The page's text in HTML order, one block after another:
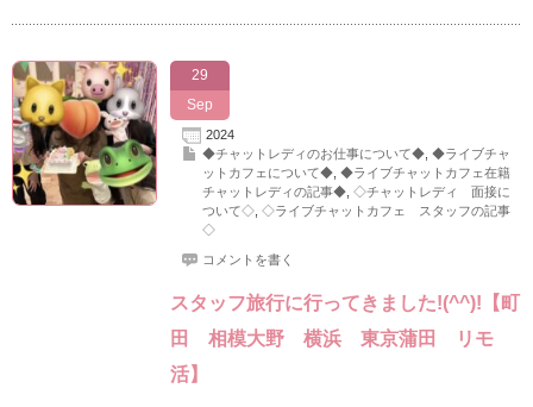
29
Sep
2024
◆チャットレディのお仕事について◆, ◆ライブチャ
ットカフェについて◆, ◆ライブチャットカフェ在籍
チャットレディの記事◆, ◇チャットレディ 面接に
ついて◇, ◇ライブチャットカフェ スタッフの記事
◇
コメントを書く
スタッフ旅行に行ってきました!(^^)!【町
田 相模大野 横浜 東京蒲田 リモ
活】